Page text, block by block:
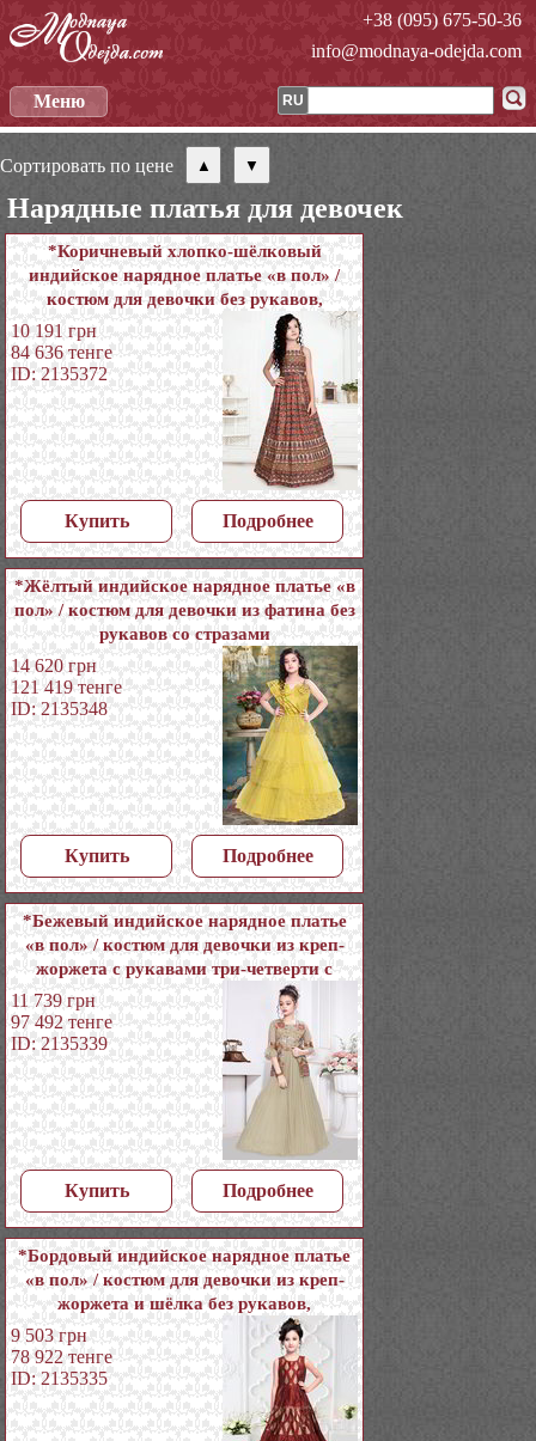
+38 (095) 675-50-36
info@modnaya-odejda.com
RU
Меню
Сортировать по цене
Нарядные платья для девочек
*Коричневый хлопко-шёлковый
индийское нарядное платье «в пол» /
костюм для девочки без рукавов,
украшенный печатным рисунком
10 191 грн
84 636 тенге
ID: 2135372
Купить Подробнее
*Жёлтый индийское нарядное платье «в
пол» / костюм для девочки из фатина без
рукавов со стразами
14 620 грн
121 419 тенге
ID: 2135348
Купить Подробнее
*Бежевый индийское нарядное платье
«в пол» / костюм для девочки из креп-
жоржета с рукавами три-четверти с
11 739 грн
97 492 тенге
ID: 2135339
Купить Подробнее
*Бордовый индийское нарядное платье
«в пол» / костюм для девочки из креп-
жоржета и шёлка без рукавов,
украшенный вышивкой люрексом
9 503 грн
78 922 тенге
ID: 2135335